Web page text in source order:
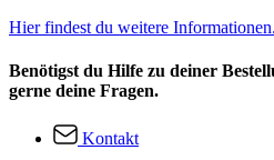
Hier findest du weitere Informationen.
Benötigst du Hilfe zu deiner
gerne deine Fragen.
Kontakt